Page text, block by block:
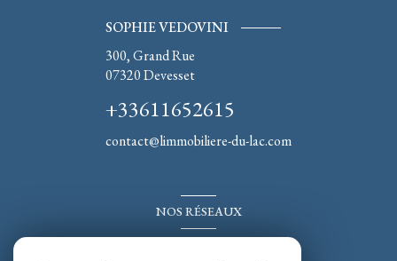
SOPHIE VEDOVINI
300, Grand Rue
07320Devesset
+33611652615
contact@limmobiliere-du-lac.com
NOS RÉSEAUX